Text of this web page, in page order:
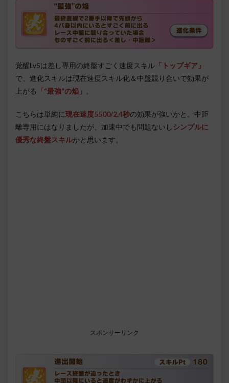
覚醒Lv5は差し専用の終盤すごく速度スキル 「トップギア」
で、進化スキルは現在速度スキル化＆中盤競り合いで効果が
上がる 「“最強”の焔 」 。
こちらは単純に現在速度5500/2.4秒の効果が強いかと。中距
離専用にはなりましたが、加速中でも問題ないし シンプルに
優秀な終盤スキルかと思います。
スポンサーリンク